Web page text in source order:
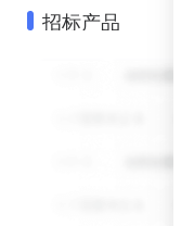
招标产品